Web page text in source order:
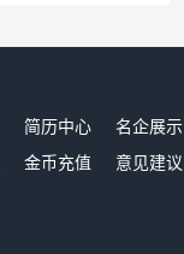
简历中心 名企展示
金币充值 意见建议